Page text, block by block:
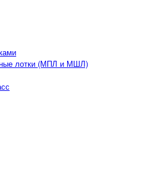
лотки (МПЛ и МШЛ)